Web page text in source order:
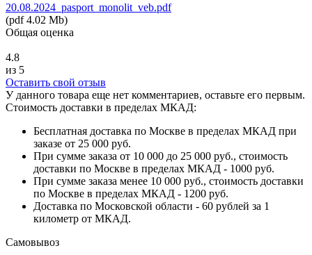
20.08.2024_pasport_monolit_veb.pdf
(pdf 4.02 Mb)
Общая оценка
4.8
из 5
Оставить свой отзыв
У данного товара еще нет комментариев, оставьте его первым.
Стоимость доставки в пределах МКАД:
Бесплатная доставка по Москве в пределах МКАД при
заказе от 25 000 руб.
При сумме заказа от 10 000 до 25 000 руб., стоимость
доставки по Москве в пределах МКАД - 1000 руб.
При сумме заказа менее 10 000 руб., стоимость доставки
по Москве в пределах МКАД - 1200 руб.
Доставка по Московской области - 60 рублей за 1
километр от МКАД.
Самовывоз